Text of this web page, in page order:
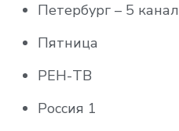
Радость моя
Ani
BABY TIME
ducktv
Петербург – 5 канал
Пятница
РЕН-ТВ
Россия 1